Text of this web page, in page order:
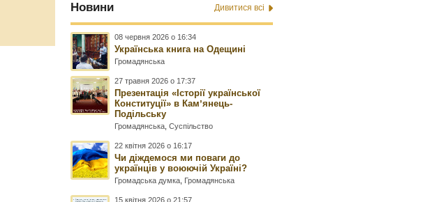
Новини Дивитися всі
08 червня 2026 о 16:34
Українська книга на Одещині
Громадянська
27 травня 2026 о 17:37
Презентація «Історії української
Конституції» в Камʼянець-
Подільську
Громадянська ,Суспільство
22 квітня 2026 о 16:17
Чи діждемося ми поваги до
українців у воюючій Україні?
Громадська думка Громадянська
15 квітня 2026 о 21:57